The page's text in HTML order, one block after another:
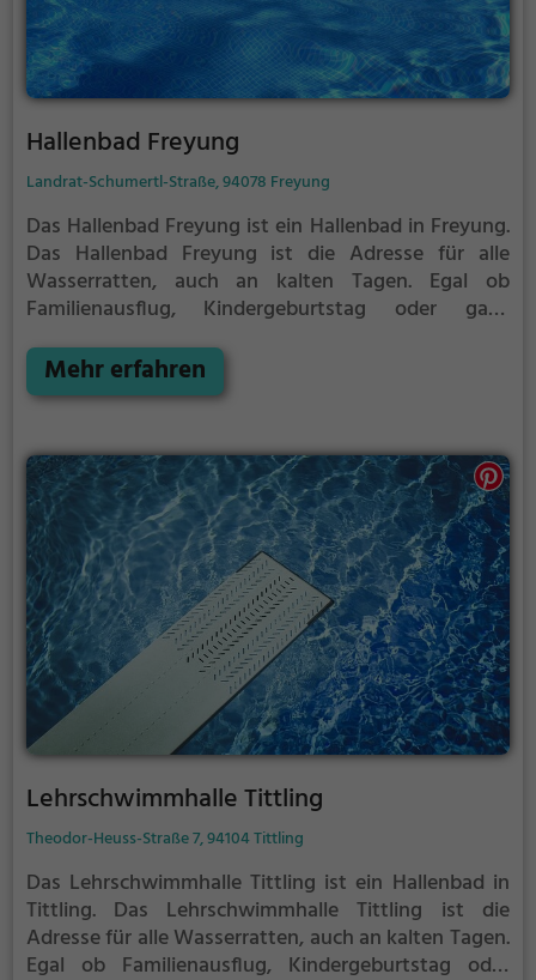
Hallenbad Freyung
Landrat-Schumertl-Straße, 94078 Freyung
Das Hallenbad Freyung ist ein Hallenbad in Freyung.
Das Hallenbad Freyung ist die Adresse für alle
Wasserratten, auch an kalten Tagen. Egal ob
Familienausflug, Kindergeburtstag oder ganz
jeder auf seine Kosten.
Mehr erfahren
Lehrschwimmhalle Tittling
Theodor-Heuss-Straße 7, 94104 Tittling
Das Lehrschwimmhalle Tittling ist ein Hallenbad in
Tittling. Das Lehrschwimmhalle Tittling ist die
Adresse für alle Wasserratten, auch an kalten Tagen.
Egal ob Familienausflug, Kindergeburtstag oder